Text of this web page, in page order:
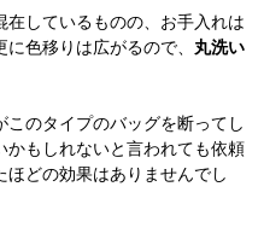
在しているものの、お手入れは
色移りは広がるので、 丸洗い
のタイプのバッグを断ってし
かもしれないと言われても依頼
ほどの効果はありませんでし